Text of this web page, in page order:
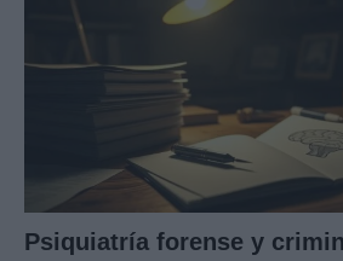
Psiquiatría forense y